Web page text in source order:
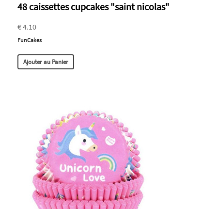
48 caissettes cupcakes "saint nicolas"
€ 4.10
FunCakes
Ajouter au Panier